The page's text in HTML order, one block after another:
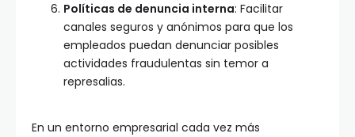
Políticas de denuncia interna: Facilitar
canales seguros y anónimos para que los
empleados puedan denunciar posibles
actividades fraudulentas sin temor a
represalias.
En un entorno empresarial cada vez más